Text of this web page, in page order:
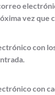
vez que
con
con